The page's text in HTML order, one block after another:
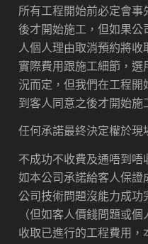
所有工程開始前必定會
後才開始施工，但如果
人個人理由取消預約將收
實際費用跟施工細節，
況而定，但我們在工程
到客人同意之後才開始施
任何承諾最終決定權於現
不成功不收費及通唔到
如本公司承諾給客人保
公司技術問題沒能力成
（但如客人價錢問題或
收取已進行的工程費用